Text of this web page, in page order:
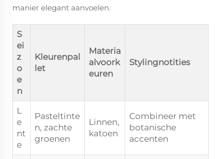
manier elegant aanvoelen.
S
ei
z
o
e
n
Kleurenpal
let
Materia
alvoork
euren
Stylingnotities
L
e
nt
e
Pasteltinte
n, zachte
groenen
Linnen,
katoen
Combineer met
botanische
accenten